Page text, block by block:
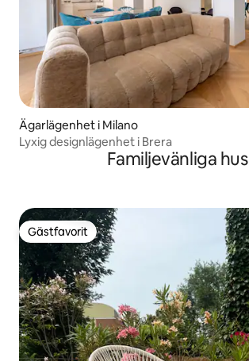
Ägarlägenhet i Milano
Lyxig designlägenhet i Brera
Familjevänliga hus
Gästfavorit
Gästfavorit